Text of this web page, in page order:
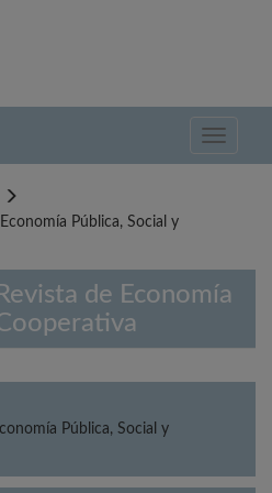
Toggle
Pública, Social y
de Economía
Pública, Social y